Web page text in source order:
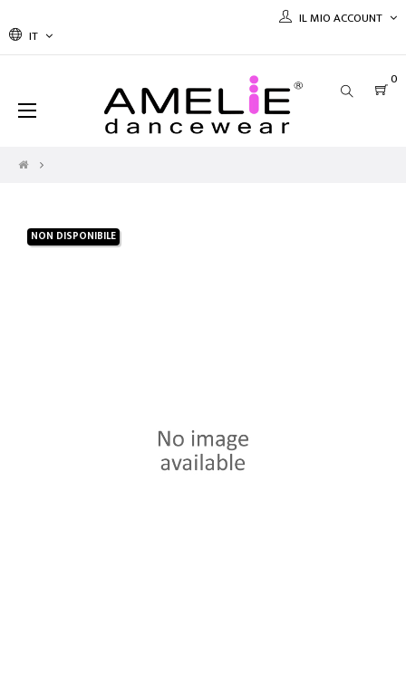
IT
IL MIO ACCOUNT
0
navigazione
Toggle
☰
NON DISPONIBILE